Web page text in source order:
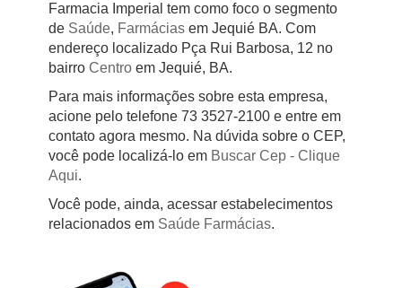
Farmacia Imperial tem como foco o segmento
de Saúde, Farmáciasem Jequié BA. Com
endereço localizado Pça Rui Barbosa, 12 no
bairro Centro em Jequié, BA.
Para mais informações sobre esta empresa,
acione pelo telefone 73 3527-2100 e entre em
contato agora mesmo. Na dúvida sobre o CEP,
você pode localizá-lo em Buscar Cep - Clique
Aqui.
Você pode, ainda, acessar estabelecimentos
relacionados em Saúde Farmácias.